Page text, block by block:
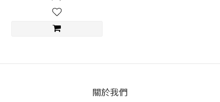
關於我們